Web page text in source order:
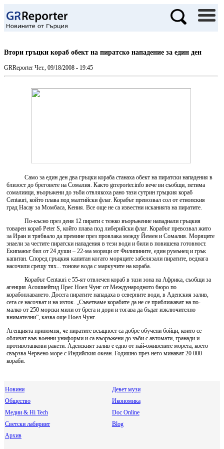
Втори гръцки кораб обект на пиратско нападение за един ден
GRReporter Чет., 09/18/2008 - 19:45
Само за един ден два гръцки кораба станаха обект на пиратски нападения в
близост до бреговете на Сомалия. Както grreporter.info вече ви съобщи, петима
сомалиици, въоръжени до зъби отвлякоха рано тази сутрин гръцкия кораб
Centauri, който плава под малтийски флаг. Корабът превозвал сол от етиопския
град Насау за Момбаса, Кения. Все още не са известни исканията на пиратите.
По-късно през деня 12 пирати с тежко въоръжение нападнали гръцкия
товарен кораб Peter S, който плава под либерийски флаг. Корабът превозвал жито
за Иран и трябвало да премине през провлака между Йемен и Сомалия. Моряците
знаели за честите пиратски нападения в тези води и били в повишена готовност.
Екипажът бил от 24 души – 22-ма моряци от Филипините, един румънец и грък
капитан. Според гръцкия капитан когато моряците забелязали пиратите, веднага
насочили срещу тях... тонове вода с маркучите на кораба.
Корабът Centauri е 55-ят отвлечен кораб в тази зона на Африка, съобщи за
агенция Асошиейтид Прес Ноел Чунг от Международното бюро по
корабоплаването. Досега пиратите нападаха в северните води, в Аденския залив,
сега се насочват и на изток. „Съветваме корабите да не се приближават на по-
малко от 250 морски мили от брега и дори и тогава да бъдат изключително
внимателни”, казва още Ноел Чунг.
Агенцията припомня, че пиратите всъщност са добре обучени бойци, които се
обличат във военни униформи и са въоръжени до зъби с автомати, гранади и
противотанкови ракети. Аденският залив е едно от най-оживените морета, което
свързва Червено море с Индийския океан. Годишно през него минават 20 000
кораби.
Новини
Девет музи
Общество
Икономика
Медии & Hi Tech
Doc Online
Светски лабиринт
Blog
Архив